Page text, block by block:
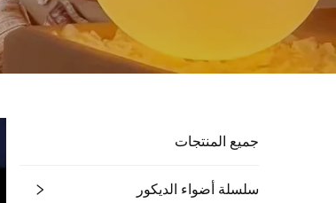
جميع المنتجات
سلسلة أضواء الديكور